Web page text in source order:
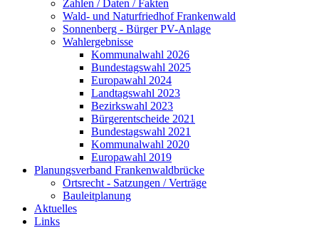
Zahlen / Daten / Fakten
Wald- und Naturfriedhof Frankenwald
Sonnenberg - Bürger PV-Anlage
Wahlergebnisse
Kommunalwahl 2026
Bundestagswahl 2025
Europawahl 2024
Landtagswahl 2023
Bezirkswahl 2023
Bürgerentscheide 2021
Bundestagswahl 2021
Kommunalwahl 2020
Europawahl 2019
Planungsverband Frankenwaldbrücke
Ortsrecht - Satzungen / Verträge
Bauleitplanung
Aktuelles
Links